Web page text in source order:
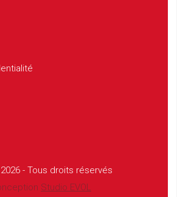
- Tous droits réservés
Studio EVOL